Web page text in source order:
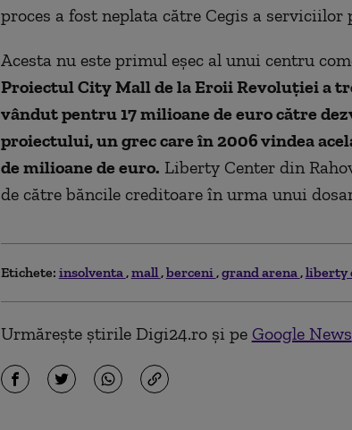
proces a fost neplata către Cegis a serviciilor
Acesta nu este primul eșec al unui centru
Proiectul City Mall de la Eroii Revoluției a
vândut pentru 17 milioane de euro către
proiectului, un grec care în 2006 vindea
de milioane de euro. Liberty Center din
de către băncile creditoare în urma unui
Etichete: insolventa mall berceni grand arena liberty
Urmărește știrile Digi24.ro și pe Google News